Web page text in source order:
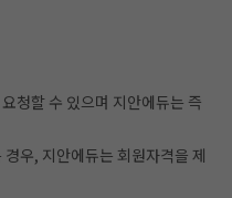
청할 수 있으며 지안에듀는 즉
우, 지안에듀는 회원자격을 제